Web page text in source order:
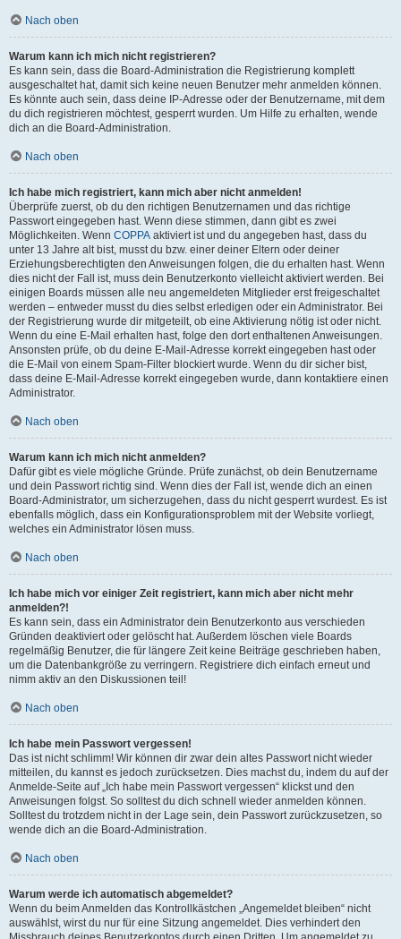
Nach oben
Warum kann ich mich nicht registrieren?
Es kann sein, dass die Board-Administration die Registrierung komplett
ausgeschaltet hat, damit sich keine neuen Benutzer mehr anmelden können.
Es könnte auch sein, dass deine IP-Adresse oder der Benutzername, mit dem
du dich registrieren möchtest, gesperrt wurden. Um Hilfe zu erhalten, wende
dich an die Board-Administration.
Nach oben
Ich habe mich registriert, kann mich aber nicht anmelden!
Überprüfe zuerst, ob du den richtigen Benutzernamen und das richtige
Passwort eingegeben hast. Wenn diese stimmen, dann gibt es zwei
Möglichkeiten. Wenn COPPA aktiviert ist und du angegeben hast, dass du
unter 13 Jahre alt bist, musst du bzw. einer deiner Eltern oder deiner
Erziehungsberechtigten den Anweisungen folgen, die du erhalten hast. Wenn
dies nicht der Fall ist, muss dein Benutzerkonto vielleicht aktiviert werden. Bei
einigen Boards müssen alle neu angemeldeten Mitglieder erst freigeschaltet
werden – entweder musst du dies selbst erledigen oder ein Administrator. Bei
der Registrierung wurde dir mitgeteilt, ob eine Aktivierung nötig ist oder nicht.
Wenn du eine E-Mail erhalten hast, folge den dort enthaltenen Anweisungen.
Ansonsten prüfe, ob du deine E-Mail-Adresse korrekt eingegeben hast oder
die E-Mail von einem Spam-Filter blockiert wurde. Wenn du dir sicher bist,
dass deine E-Mail-Adresse korrekt eingegeben wurde, dann kontaktiere einen
Administrator.
Nach oben
Warum kann ich mich nicht anmelden?
Dafür gibt es viele mögliche Gründe. Prüfe zunächst, ob dein Benutzername
und dein Passwort richtig sind. Wenn dies der Fall ist, wende dich an einen
Board-Administrator, um sicherzugehen, dass du nicht gesperrt wurdest. Es ist
ebenfalls möglich, dass ein Konfigurationsproblem mit der Website vorliegt,
welches ein Administrator lösen muss.
Nach oben
Ich habe mich vor einiger Zeit registriert, kann mich aber nicht mehr
anmelden?!
Es kann sein, dass ein Administrator dein Benutzerkonto aus verschieden
Gründen deaktiviert oder gelöscht hat. Außerdem löschen viele Boards
regelmäßig Benutzer, die für längere Zeit keine Beiträge geschrieben haben,
um die Datenbankgröße zu verringern. Registriere dich einfach erneut und
nimm aktiv an den Diskussionen teil!
Nach oben
Ich habe mein Passwort vergessen!
Das ist nicht schlimm! Wir können dir zwar dein altes Passwort nicht wieder
mitteilen, du kannst es jedoch zurücksetzen. Dies machst du, indem du auf der
Anmelde-Seite auf „Ich habe mein Passwort vergessen“ klickst und den
Anweisungen folgst. So solltest du dich schnell wieder anmelden können.
Solltest du trotzdem nicht in der Lage sein, dein Passwort zurückzusetzen, so
wende dich an die Board-Administration.
Nach oben
Warum werde ich automatisch abgemeldet?
Wenn du beim Anmelden das Kontrollkästchen „Angemeldet bleiben“ nicht
auswählst, wirst du nur für eine Sitzung angemeldet. Dies verhindert den